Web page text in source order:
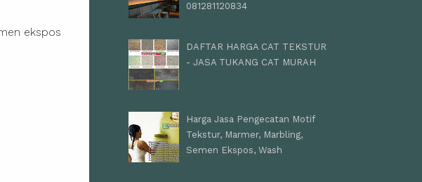
ekspos
081281120834
DAFTAR HARGA CAT TEKSTUR
- JASA TUKANG CAT MURAH
Harga Jasa Pengecatan Motif
Tekstur, Marmer, Marbling,
Semen Ekspos, Wash